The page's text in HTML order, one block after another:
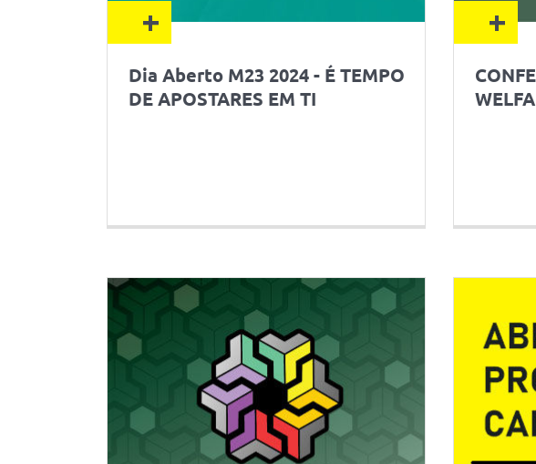
+
Dia Aberto M23 2024 - É TEMPO
DE APOSTARES EM TI
+